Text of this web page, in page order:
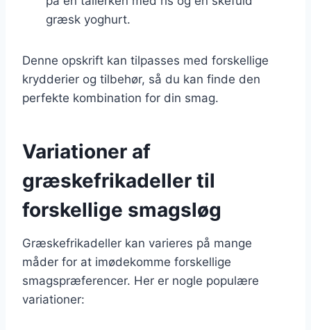
græsk yoghurt.
Denne opskrift kan tilpasses med forskellige
krydderier og tilbehør, så du kan finde den
perfekte kombination for din smag.
Variationer af
græskefrikadeller til
forskellige smagsløg
Græskefrikadeller kan varieres på mange
måder for at imødekomme forskellige
smagspræferencer. Her er nogle populære
variationer: